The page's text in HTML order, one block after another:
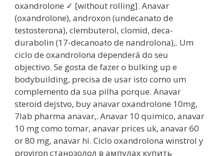
oxandrolone ✓ [without rolling]. Anavar
(oxandrolone), androxon (undecanato de
testosterona), clembuterol, clomid, deca-
durabolin (17-decanoato de nandrolona),. Um
ciclo de oxandrolona dependerá do seu
objectivo. Se gosta de fazer o bulking up e
bodybuilding, precisa de usar isto como um
complemento da sua pilha porque. Anavar
steroid dejstvo, buy anavar oxandrolone 10mg,
7lab pharma anavar,. Anavar 10 quimico, anavar
10 mg como tomar, anavar prices uk, anavar 60
or 80 mg, anavar hi. Ciclo oxandrolona winstrol y
proviron станозолол в ампулах купить